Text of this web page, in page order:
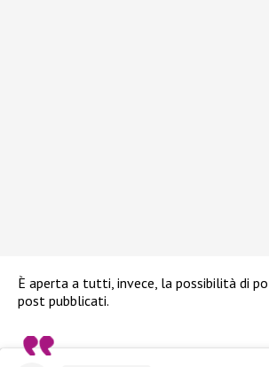
È aperta a tutti, invece, la possibilità di
post pubblicati.